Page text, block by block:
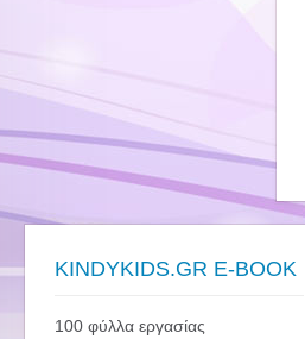
KINDYKIDS.GR E-BOOK
100 φύλλα εργασίας